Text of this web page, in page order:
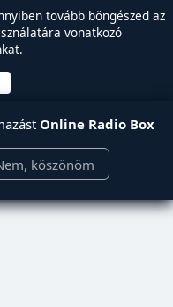
tovább böngészed az
vonatkozó
Online Radio Box
köszönöm